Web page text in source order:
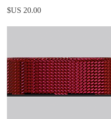
السعر‏20.00 US$